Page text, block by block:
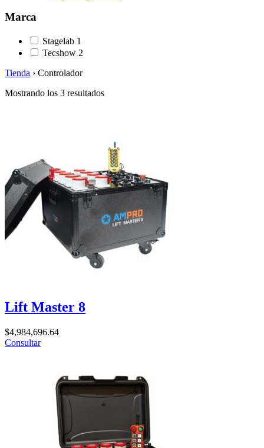
Marca
Stagelab 1
Tecshow 2
Tienda › Controlador
Mostrando los 3 resultados
Lift Master 8
$4,984,696.64
Consultar